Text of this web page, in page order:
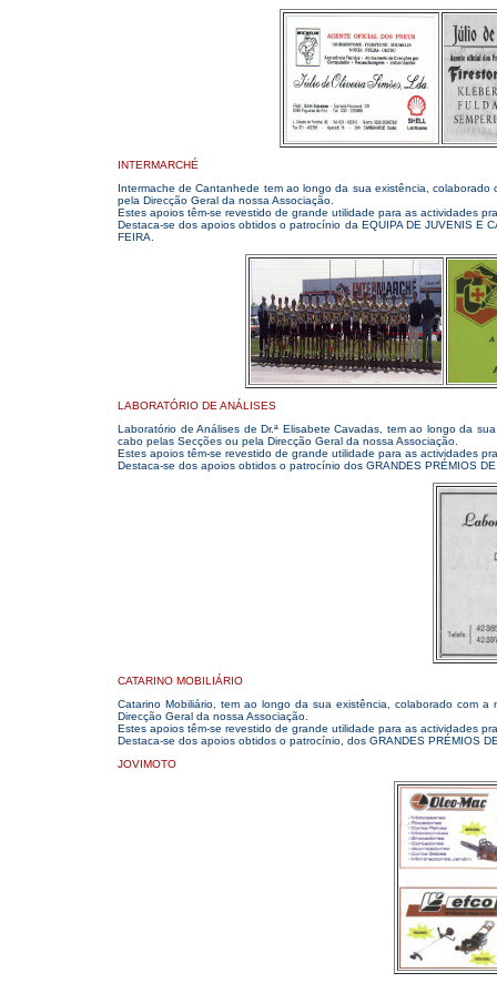
INTERMARCHÉ
Intermache de Cantanhede tem ao longo da sua existência,
pela Direcção Geral da nossa Associação.
Estes apoios têm-se revestido de grande utilidade para as actividades
Destaca-se dos apoios obtidos o patrocínio da EQUIPA DE JUVENIS E
FEIRA.
LABORATÓRIO DE ANÁLISES
Laboratório de Análises de Dr.ª Elisabete Cavadas, tem ao longo da
cabo pelas Secções ou pela Direcção Geral da nossa Associação.
Estes apoios têm-se revestido de grande utilidade para as actividades
Destaca-se dos apoios obtidos o patrocínio dos GRANDES PRÉMIOS
CATARINO MOBILIÁRIO
Catarino Mobiliário, tem ao longo da sua existência, colaborado com
Direcção Geral da nossa Associação.
Estes apoios têm-se revestido de grande utilidade para as actividades
Destaca-se dos apoios obtidos o patrocínio, dos GRANDES PRÉMIOS
JOVIMOTO